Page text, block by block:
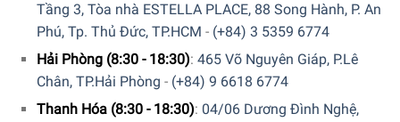
Bình Lọc Nước Brita Marella Cool 2.4L Bluenâng cao hình
thứctrực giác của trà hoặc cà phê bằngcách giảm cặn vôi,
cũng như mùi vị và mùi của clo vàcáctạp chất hữu cơ
khác. Kết quả là nướcvới hương vịxuất sắc
hương vị và hương thơm của trà hoặc cà phê của bạnđích
Tầng 3, Tòa nhà ESTELLA PLACE, 88 Song Hành, P. An
Phú, Tp. Thủ Đức, TP.HCM - (+84) 3 5359 6774
Hải Phòng (8:30 - 18:30): 465 Võ Nguyên Giáp, P.Lê
Chân, TP.Hải Phòng - (+84) 9 6618 6774
Thanh Hóa (8:30 - 18:30): 04/06 Dương Đình Nghệ,